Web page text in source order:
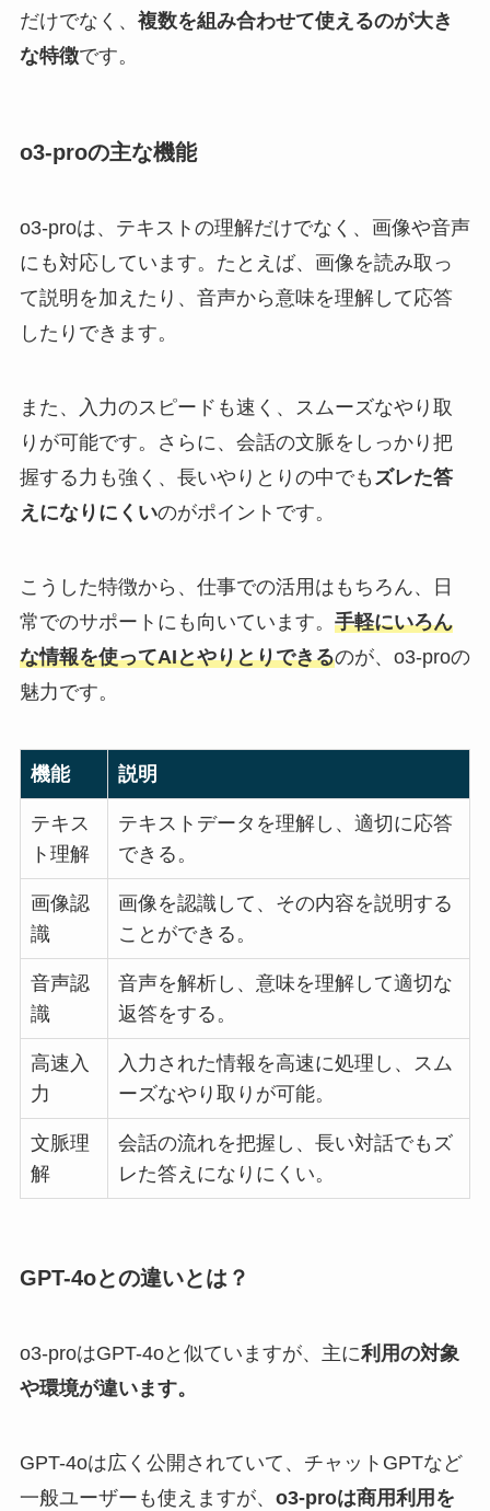
だけでなく、 複数を組み合わせて使えるのが大き
な特徴です。
o3-proの主な機能
o3-proは、テキストの理解だけでなく、画像や音声
にも対応しています。たとえば、画像を読み取っ
て説明を加えたり、音声から意味を理解して応答
したりできます。
また、入力のスピードも速く、スムーズなやり取
りが可能です。さらに、会話の文脈をしっかり把
握する力も強く、長いやりとりの中でも ズレた答
えになりにくいのがポイントです。
こうした特徴から、仕事での活用はもちろん、日
常でのサポートにも向いています。 手軽にいろん
な情報を使ってAIとやりとりできるのが、o3-proの
魅力です。
機能 説明
テキス
ト理解
テキストデータを理解し、適切に応答
できる。
画像認
識
画像を認識して、その内容を説明する
ことができる。
音声認
識
音声を解析し、意味を理解して適切な
返答をする。
高速入
力
入力された情報を高速に処理し、スム
ーズなやり取りが可能。
文脈理
解
会話の流れを把握し、長い対話でもズ
レた答えになりにくい。
GPT-4oとの違いとは？
o3-proはGPT-4oと似ていますが、主に利用の対象
や環境が違います。
GPT-4oは広く公開されていて、チャットGPTなど
一般ユーザーも使えますが、 o3-proは商用利用を